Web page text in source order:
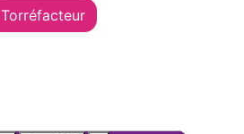
Torréfacteur